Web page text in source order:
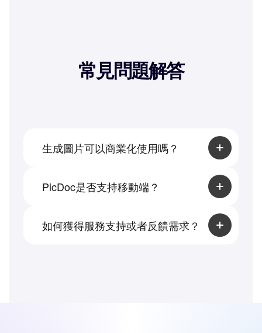
常見問題解答
生成圖片可以商業化使用嗎？
使用。
PicDoc是否支持移動端？
端使用。
如何獲得服務支持或者反饋需求？